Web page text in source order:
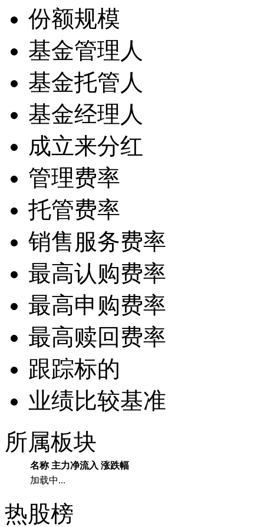
份额规模
基金管理人
基金托管人
基金经理人
成立来分红
管理费率
托管费率
销售服务费率
最高认购费率
最高申购费率
最高赎回费率
跟踪标的
业绩比较基准
所属板块
名称 主力净流入 涨跌幅
加载中...
热股榜